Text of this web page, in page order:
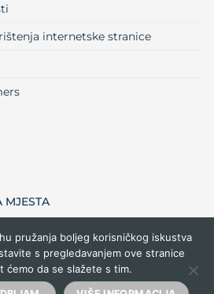
internetske stranice
MJESTA
Maestro Dinners
Club
Credit
Card
Cash
Delivery
pružanja boljeg korisničkog iskustva
s pregledavanjem ove stranice
ćemo da se slažete s tim.